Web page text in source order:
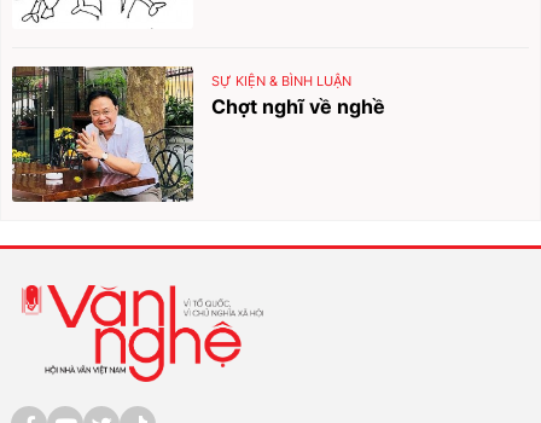
SỰ KIỆN & BÌNH LUẬN
Chợt nghĩ về nghề